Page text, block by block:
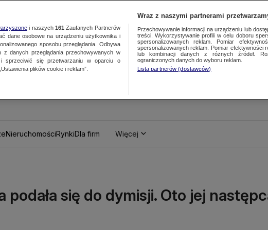
NieruchomościRynkiDla firm Więcej
się do dymisji. Oto jej
i naszych 161 Zaufanych Partnerów
dane osobowe na urządzeniu użytkownika i
sposobu przeglądania. Odbywa
danych przeglądania przechowywanych w
sprzeciwić się przetwarzaniu w oparciu o
plików cookie i reklam”.
Wraz z naszymi partnerami
Przechowywanie informacji na urządzeniu lub
treści. Wykorzystywanie profili w celu doboru
spersonalizowanych reklam. Pomiar
spersonalizowanych reklam. Pomiar efektywności
lub kombinacji danych z różnych źródeł.
ograniczonych danych do wyboru reklam.
Lista partnerów (dostawców)